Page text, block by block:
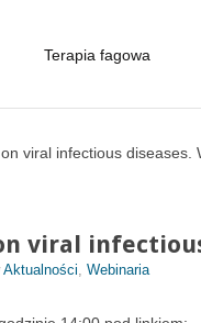
Terapia fagowa
viral infectious diseases.
viral
Aktualności, Webinaria